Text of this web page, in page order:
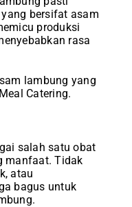
bersifat asam
produksi
rasa
lambung yang
Catering.
salah satu obat
manfaat. Tidak
atau
bagus untuk